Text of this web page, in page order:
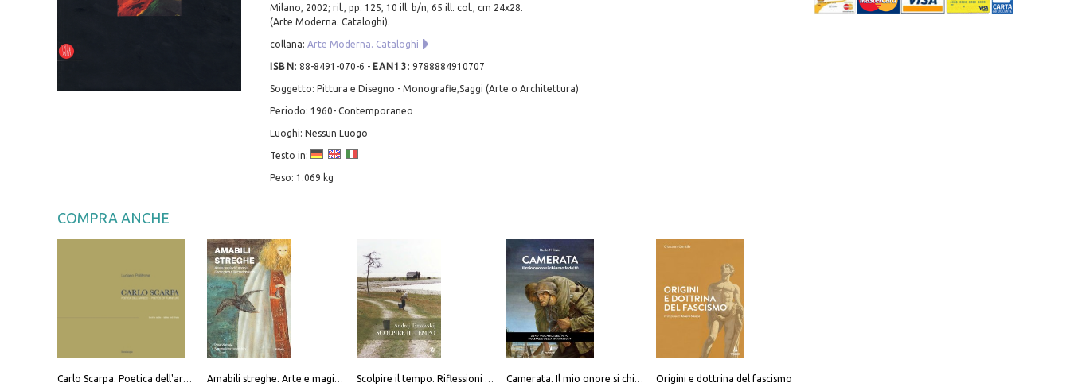
Milano, 2002; ril., pp. 125, 10 ill. b/n, 65 ill. col., cm 24x28.
(Arte Moderna. Cataloghi).
collana: Arte Moderna. Cataloghi
ISBN : 88-8491-070-6 - EAN13 : 9788884910707
Soggetto: Pittura e Disegno - Monografie,Saggi (Arte o Architettura)
Periodo: 1960- Contemporaneo
Luoghi: Nessun Luogo
Testo in:
Peso: 1.069 kg
COMPRA ANCHE
Origini e dottrina del fascismo